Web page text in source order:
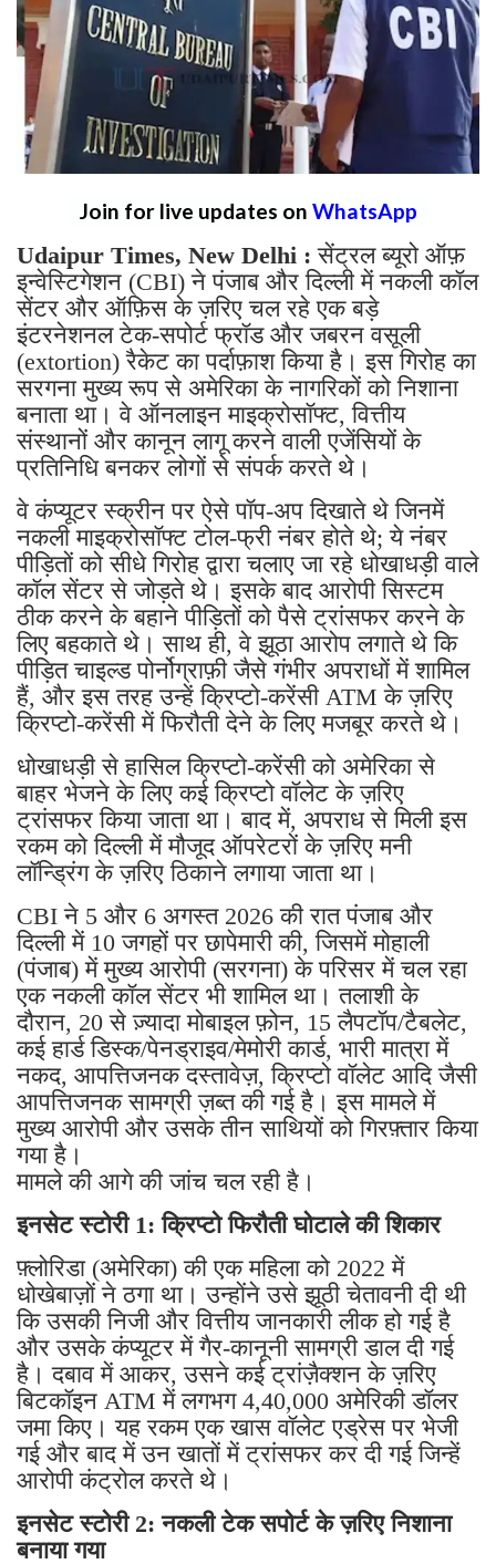
Join for live updates on WhatsApp
Udaipur Times, New Delhi :सेंट्रल ब्यूरो ऑफ़
इन्वेस्टिगेशन (CBI) ने पंजाब और दिल्ली में नकली कॉल
सेंटर और ऑफ़िस के ज़रिए चल रहे एक बड़े
इंटरनेशनल टेक-सपोर्ट फ्रॉड और जबरन वसूली
(extortion) रैकेट का पर्दाफ़ाश किया है। इस गिरोह का
सरगना मुख्य रूप से अमेरिका के नागरिकों को निशाना
बनाता था। वे ऑनलाइन माइक्रोसॉफ्ट, वित्तीय
संस्थानों और कानून लागू करने वाली एजेंसियों के
प्रतिनिधि बनकर लोगों से संपर्क करते थे।
वे कंप्यूटर स्क्रीन पर ऐसे पॉप-अप दिखाते थे जिनमें
नकली माइक्रोसॉफ्ट टोल-फ्री नंबर होते थे; ये नंबर
पीड़ितों को सीधे गिरोह द्वारा चलाए जा रहे धोखाधड़ी वाले
कॉल सेंटर से जोड़ते थे। इसके बाद आरोपी सिस्टम
ठीक करने के बहाने पीड़ितों को पैसे ट्रांसफर करने के
लिए बहकाते थे। साथ ही, वे झूठा आरोप लगाते थे कि
पीड़ित चाइल्ड पोर्नोग्राफ़ी जैसे गंभीर अपराधों में शामिल
हैं, और इस तरह उन्हें क्रिप्टो-करेंसी ATM के ज़रिए
क्रिप्टो-करेंसी में फिरौती देने के लिए मजबूर करते थे।
धोखाधड़ी से हासिल क्रिप्टो-करेंसी को अमेरिका से
बाहर भेजने के लिए कई क्रिप्टो वॉलेट के ज़रिए
ट्रांसफर किया जाता था। बाद में, अपराध से मिली इस
रकम को दिल्ली में मौजूद ऑपरेटरों के ज़रिए मनी
लॉन्ड्रिंग के ज़रिए ठिकाने लगाया जाता था।
CBI ने 5 और 6 अगस्त 2026 की रात पंजाब और
दिल्ली में 10 जगहों पर छापेमारी की, जिसमें मोहाली
(पंजाब) में मुख्य आरोपी (सरगना) के परिसर में चल रहा
एक नकली कॉल सेंटर भी शामिल था। तलाशी के
दौरान, 20 से ज़्यादा मोबाइल फ़ोन, 15 लैपटॉप/टैबलेट,
कई हार्ड डिस्क/पेनड्राइव/मेमोरी कार्ड, भारी मात्रा में
नकद, आपत्तिजनक दस्तावेज़, क्रिप्टो वॉलेट आदि जैसी
आपत्तिजनक सामग्री ज़ब्त की गई है। इस मामले में
मुख्य आरोपी और उसके तीन साथियों को गिरफ़्तार किया
गया है।
मामले की आगे की जांच चल रही है।
इनसेट स्टोरी 1: क्रिप्टो फिरौती घोटाले की शिकार
फ़्लोरिडा (अमेरिका) की एक महिला को 2022 में
धोखेबाज़ों ने ठगा था। उन्होंने उसे झूठी चेतावनी दी थी
कि उसकी निजी और वित्तीय जानकारी लीक हो गई है
और उसके कंप्यूटर में गैर-कानूनी सामग्री डाल दी गई
है। दबाव में आकर, उसने कई ट्रांज़ैक्शन के ज़रिए
बिटकॉइन ATM में लगभग 4,40,000 अमेरिकी डॉलर
जमा किए। यह रकम एक खास वॉलेट एड्रेस पर भेजी
गई और बाद में उन खातों में ट्रांसफर कर दी गई जिन्हें
आरोपी कंट्रोल करते थे।
इनसेट स्टोरी 2: नकली टेक सपोर्ट के ज़रिए निशाना
बनाया गया